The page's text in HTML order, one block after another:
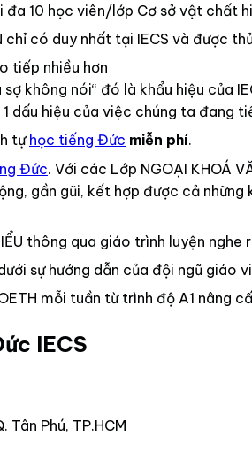
đa 10 học viên/lớp Cơ sở vật chất
chỉ có duy nhất tại IECS và được
tiếp nhiều hơn
sợ không nói“ đó là khẩu hiệu
dấu hiệu của việc chúng ta đang
tự học tiếng Đức miễn phí.
Đức. Với các Lớp NGOẠI KHOÁ
gần gũi, kết hợp được cả
thông qua giáo trình luyện
sự hướng dẫn của đội ngũ
mỗi tuần từ trình độ A1 nâng
IECS
Tân Phú, TP.HCM